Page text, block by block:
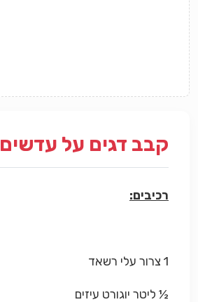
קבב דגים על עדשים
רכיבים:
1 צרור עלי רשאד
½ ליטר יוגורט עיזים